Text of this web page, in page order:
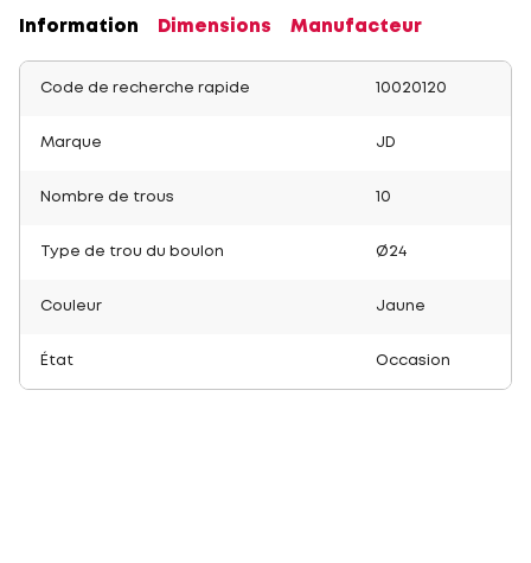
Information Dimensions Manufacteur
Code de recherche rapide 10020120
Marque JD
Nombre de trous 10
Type de trou du boulon Ø24
Couleur Jaune
État Occasion